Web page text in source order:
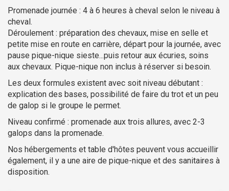
Promenade journée : 4 à 6 heures à cheval selon le niveau à
cheval.
Déroulement : préparation des chevaux, mise en selle et
petite mise en route en carrière, départ pour la journée, avec
pause pique-nique sieste...puis retour aux écuries, soins
aux chevaux. Pique-nique non inclus à réserver si besoin.
Les deux formules existent avec soit niveau débutant :
explication des bases, possibilité de faire du trot et un peu
de galop si le groupe le permet.
Niveau confirmé : promenade aux trois allures, avec 2-3
galops dans la promenade.
Nos hébergements et table d'hôtes peuvent vous accueillir
également, il y a une aire de pique-nique et des sanitaires à
disposition.